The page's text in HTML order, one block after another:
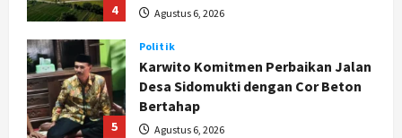
4 Agustus 6, 2026
5
Politik
Karwito Komitmen Perbaikan Jalan
Desa Sidomukti dengan Cor Beton
Bertahap
Agustus 6, 2026